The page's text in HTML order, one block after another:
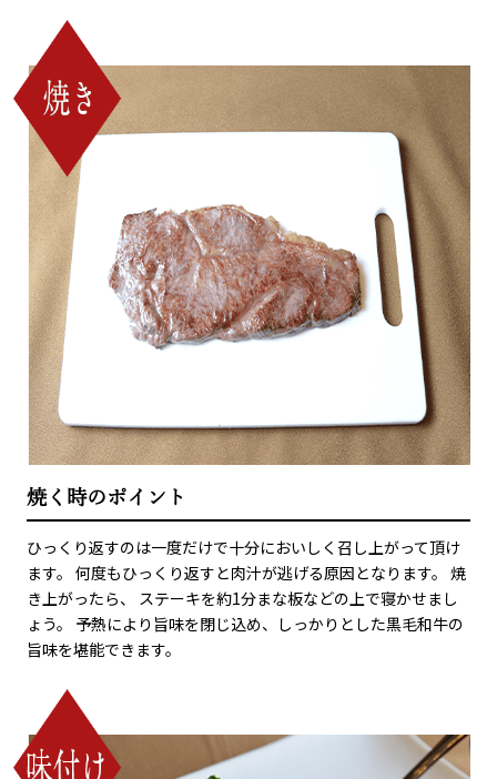
焼く時のポイント
ひっくり返すのは一度だけで十分においしく召し上がって頂け
ます。 何度もひっくり返すと肉汁が逃げる原因となります。 焼
き上がったら、 ステーキを約1分まな板などの上で寝かせまし
ょう。 予熱により旨味を閉じ込め、しっかりとした黒毛和牛の
旨味を堪能できます。